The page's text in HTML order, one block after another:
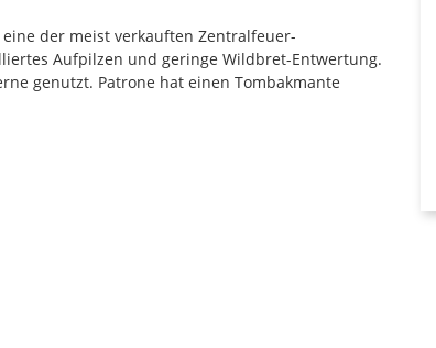
der meist verkauften Zentralfeuer-
Aufpilzen und geringe Wildbret-Entwertung.
genutzt. Patrone hat einen Tombakmante